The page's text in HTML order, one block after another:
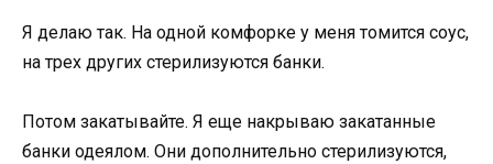
Я делаю так. На одной комфорке у меня томится соус,
на трех других стерилизуются банки.
Потом закатывайте. Я еще накрываю закатанные
банки одеялом. Они дополнительно стерилизуются,